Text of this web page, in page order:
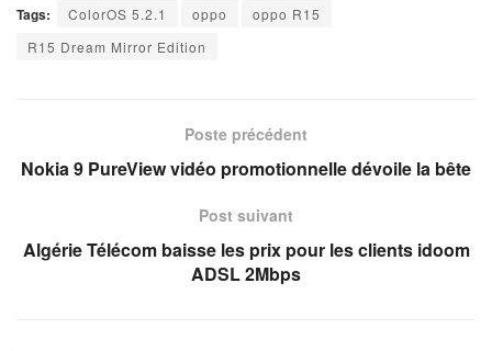
Tags: ColorOS 5.2.1 oppo
oppo R15
R15 Dream Mirror Edition
Poste précédent
Nokia 9 PureView vidéo promotionnelle dévoile la bête
Post suivant
Algérie Télécom baisse les prix pour les clients idoom
ADSL 2Mbps